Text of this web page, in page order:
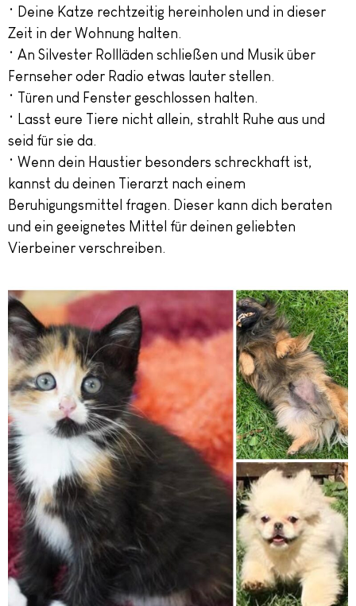
• Deine Katze rechtzeitig hereinholen und in dieser
Zeit in der Wohnung halten.
• An Silvester Rollläden schließen und Musik über
Fernseher oder Radio etwas lauter stellen.
• Türen und Fenster geschlossen halten.
• Lasst eure Tiere nicht allein, strahlt Ruhe aus und
seid für sie da.
• Wenn dein Haustier besonders schreckhaft ist,
kannst du deinen Tierarzt nach einem
Beruhigungsmittel fragen. Dieser kann dich beraten
und ein geeignetes Mittel für deinen geliebten
Vierbeiner verschreiben.